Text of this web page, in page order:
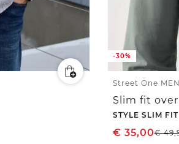
-30%
Street One MEN
Slim fit
STYLE SLIM FIT
€ 35,00€